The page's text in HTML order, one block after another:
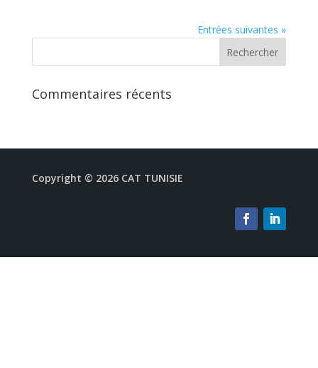
Entrées suivantes »
Commentaires récents
Copyright © 2026 CAT TUNISIE